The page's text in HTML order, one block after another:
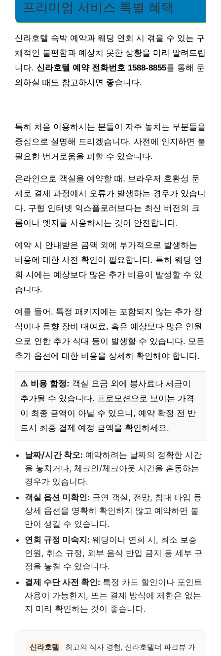
프리미엄 서비스 특별 혜택
신라호텔 숙박 예약과 웨딩 연회 시 겪을 수 있는 구
체적인 불편함과 예상치 못한 상황을 미리 알려드립
니다. 신라호텔 예약 전화번호 1588-8855를 통해 문
의하실 때도 참고하시면 좋습니다.
특히 처음 이용하시는 분들이 자주 놓치는 부분들을
중심으로 설명해 드리겠습니다. 사전에 인지하면 불
필요한 번거로움을 피할 수 있습니다.
온라인으로 객실을 예약할 때, 브라우저 호환성 문
제로 결제 과정에서 오류가 발생하는 경우가 있습니
다. 구형 인터넷 익스플로러보다는 최신 버전의 크
롬이나 엣지를 사용하시는 것이 안전합니다.
예약 시 안내받은 금액 외에 부가적으로 발생하는
비용에 대한 사전 확인이 필요합니다. 특히 웨딩 연
회 시에는 예상보다 많은 추가 비용이 발생할 수 있
습니다.
예를 들어, 특정 패키지에는 포함되지 않는 추가 장
식이나 음향 장비 대여료, 혹은 예상보다 많은 인원
으로 인한 추가 식대 등이 발생할 수 있습니다. 모든
추가 옵션에 대한 비용을 상세히 확인해야 합니다.
⚠️ 비용 함정: 객실 요금 외에 봉사료나 세금이
추가될 수 있습니다. 프로모션으로 보이는 가격
이 최종 금액이 아닐 수 있으니, 예약 확정 전 반
드시 최종 결제 예정 금액을 확인하세요.
날짜/시간 착오: 예약하려는 날짜의 정확한 시간
을 놓치거나, 체크인/체크아웃 시간을 혼동하는
경우가 있습니다.
객실 옵션 미확인: 금연 객실, 전망, 침대 타입 등
상세 옵션을 명확히 확인하지 않고 예약하면 불
만이 생길 수 있습니다.
연회 규정 미숙지: 웨딩이나 연회 시, 최소 보증
인원, 취소 규정, 외부 음식 반입 금지 등 세부 규
정을 놓칠 수 있습니다.
결제 수단 사전 확인: 특정 카드 할인이나 포인트
사용이 가능한지, 또는 결제 방식에 제한은 없는
지 미리 확인하는 것이 좋습니다.
신라호텔
최고의 식사 경험, 신라호텔더 파크뷰 가